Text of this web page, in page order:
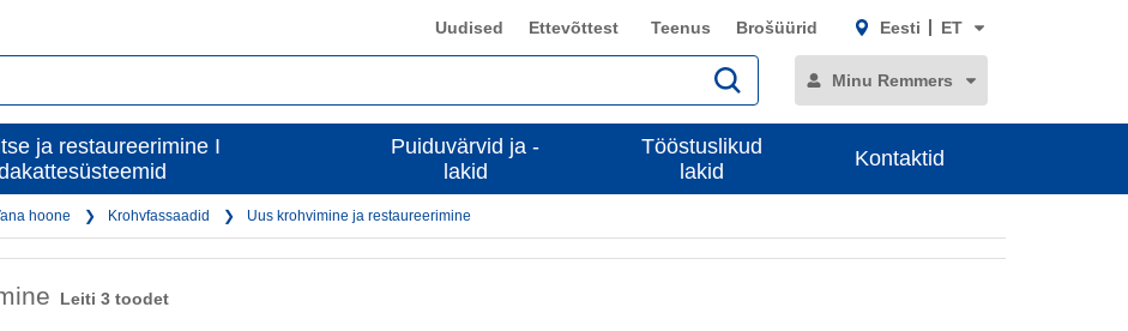
Uudised Ettevõttest Teenus Brošüürid Eesti ET
Minu Remmers
ja restaureerimine I
Puiduvärvid ja -
lakid
Tööstuslikud
lakid
Kontaktid
hoone Krohvfassaadid Uus krohvimine ja restaureerimine
Leiti 3 toodet